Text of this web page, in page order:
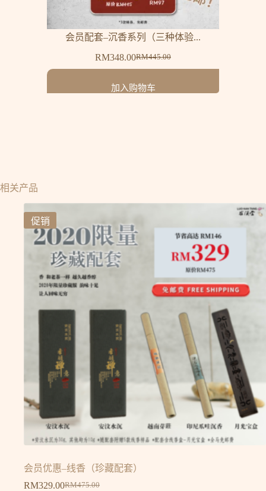
会员配套–沉香系列（三种体验...
RM445.00
RM348.00
加入购物车
相关产品
促销
会员优惠–线香（珍藏配套）
RM475.00
RM329.00